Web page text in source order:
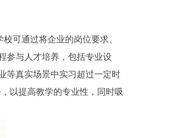
可通过将企业的岗位要求、
参与人才培养，包括专业设
等真实场景中实习超过一定时
以提高教学的专业性，同时吸